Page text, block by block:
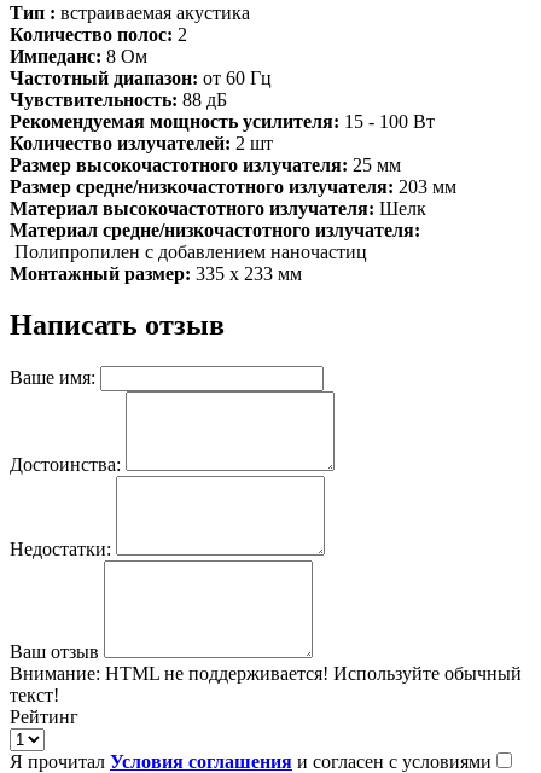
Тип : встраиваемая акустика
Количество полос: 2
Импеданс: 8 Ом
Частотный диапазон: от 60 Гц
Чувствительность: 88 дБ
Рекомендуемая мощность усилителя: 15 - 100 Вт
Количество излучателей: 2 шт
Размер высокочастотного излучателя: 25 мм
Размер средне/низкочастотного излучателя: 203 мм
Материал высокочастотного излучателя: Шелк
Материал средне/низкочастотного излучателя:
Полипропилен с добавлением наночастиц
Монтажный размер: 335 x 233 мм
Написать отзыв
Ваше имя:
Достоинства:
Недостатки:
Ваш отзыв
Внимание: HTML не поддерживается! Используйте обычный
текст!
Рейтинг
Я прочитал Условия соглашения и согласен с условиями